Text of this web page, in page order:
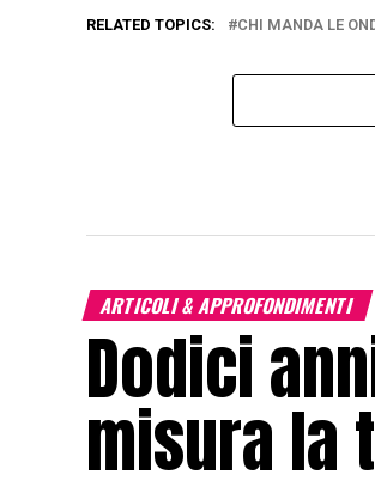
RELATED TOPICS: CHI MANDA LE
ARTICOLI & APPROFONDIMENTI
Dodici
misura la